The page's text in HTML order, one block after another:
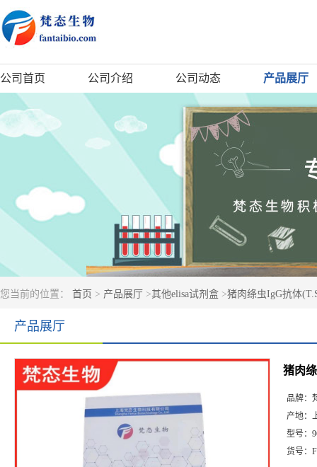
公司首页 公司介绍 公司动态 产品展厅
您当前的位置： 首页 > 产品展厅 >其他elisa试剂盒 >猪肉绦虫IgG抗体
产品展厅
猪肉
品牌：
产地：
型号：
货号：